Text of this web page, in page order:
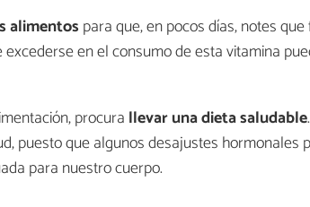
alimentos para que, en pocos días, notes que
en el consumo de esta vitamina
procura llevar una dieta saludable.
puesto que algunos desajustes hormonales
para nuestro cuerpo.